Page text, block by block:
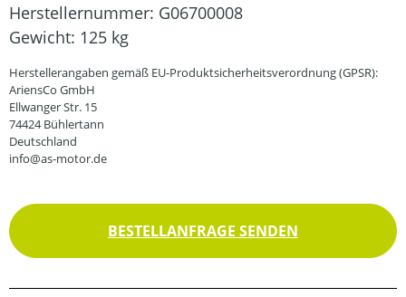
Herstellernummer: G06700008
Gewicht: 125 kg
Herstellerangaben gemäß EU-Produktsicherheitsverordnung (GPSR):
AriensCo GmbH
Ellwanger Str. 15
74424 Bühlertann
Deutschland
info@as-motor.de
BESTELLANFRAGE SENDEN